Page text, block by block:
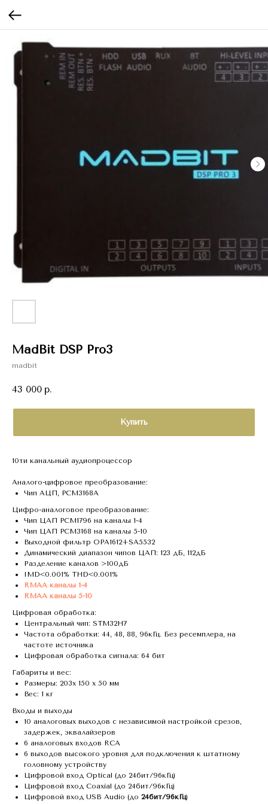
MadBit DSP Pro3
madbit
43 000 р.
Купить
10ти канальный аудиопроцессор
Аналого-цифровое преобразование:
Чип АЦП, PCM3168A
Цифро-аналоговое преобразование:
Чип ЦАП PCM1796 на каналы 1-4
Чип ЦАП PCM3168 на каналы 5-10
Выходной фильтр OPA1612+SA5532
Динамический диапазон чипов ЦАП: 123 дБ, 112дБ
Разделение каналов >100дБ
IMD<0.001% THD<0.001%
RMAA каналы 1-4
RMAA каналы 5-10
Цифровая обработка:
Центральный чип: STM32H7
Частота обработки: 44, 48, 88, 96кГц. Без ресемплера, на
частоте источника
Цифровая обработка сигнала: 64 бит
Габариты и вес:
Размеры: 203x 150 x 50 мм
Вес: 1 кг
Входы и выходы
10 аналоговых выходов с независимой настройкой срезов,
задержек, эквалайзеров
6 аналоговых входов RCA
6 выходов высокого уровня для подключения к штатному
головному устройству
Цифровой вход Optical (до 24бит/96кГц)
Цифровой вход Coaxial (до 24бит/96кГц)
Цифровой вход USB Audio (до 24бит/96кГц)